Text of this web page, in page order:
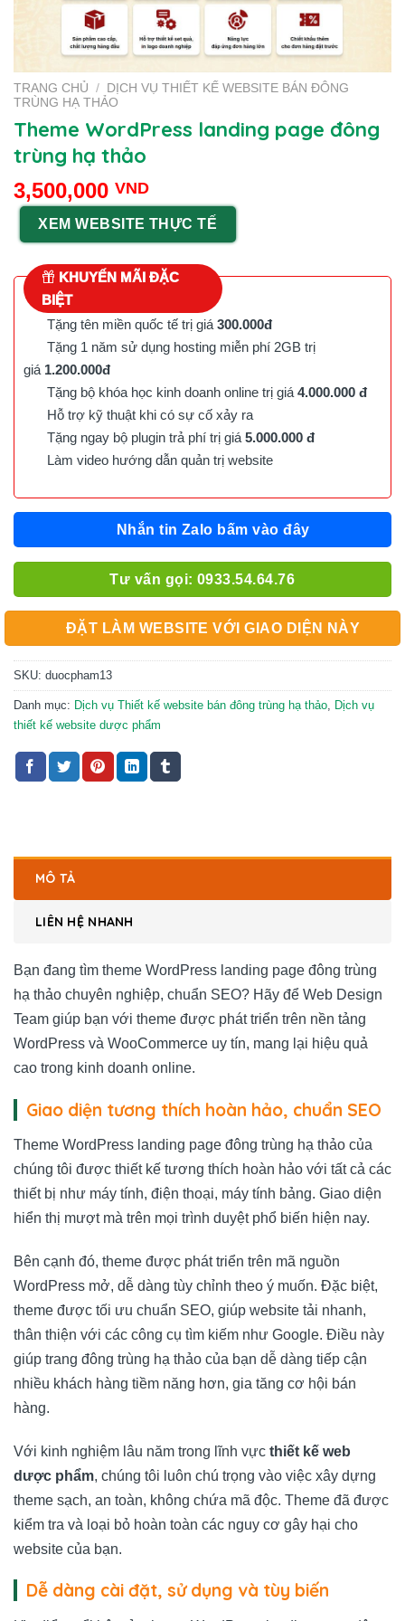
TRANG CHỦ /
DỊCH VỤ THIẾT KẾ WEBSITE BÁN ĐÔNG
TRÙNG HẠ THẢO
Theme WordPress landing page đông
trùng hạ thảo
3,500,000 VND
XEM WEBSITE THỰC TẾ
KHUYẾN MÃI ĐẶC
BIỆT
Tặng tên miền quốc tế trị giá 300.000đ
Tặng 1 năm sử dụng hosting miễn phí 2GB trị
giá 1.200.000đ
Tặng bộ khóa học kinh doanh online trị giá 4.000.000 đ
Hỗ trợ kỹ thuật khi có sự cố xảy ra
Tặng ngay bộ plugin trả phí trị giá 5.000.000 đ
Làm video hướng dẫn quản trị website
Nhắn tin Zalo bấm vào đây
Tư vấn gọi: 0933.54.64.76
ĐẶT LÀM WEBSITE VỚI GIAO DIỆN NÀY
SKU: duocpham13
Danh mục: Dịch vụ Thiết kế website bán đông trùng hạ thảo
Dịch vụ
thiết kế website dược phẩm
MÔ TẢ
LIÊN HỆ NHANH
Bạn đang tìm theme WordPress landing page đông trùng
hạ thảo chuyên nghiệp, chuẩn SEO? Hãy để Web Design
Team giúp bạn với theme được phát triển trên nền tảng
WordPress và WooCommerce uy tín, mang lại hiệu quả
cao trong kinh doanh online.
Giao diện tương thích hoàn hảo, chuẩn SEO
Theme WordPress landing page đông trùng hạ thảo của
chúng tôi được thiết kế tương thích hoàn hảo với tất cả các
thiết bị như máy tính, điện thoại, máy tính bảng. Giao diện
hiển thị mượt mà trên mọi trình duyệt phổ biến hiện nay.
Bên cạnh đó, theme được phát triển trên mã nguồn
WordPress mở, dễ dàng tùy chỉnh theo ý muốn. Đặc biệt,
theme được tối ưu chuẩn SEO, giúp website tải nhanh,
thân thiện với các công cụ tìm kiếm như Google. Điều này
giúp trang đông trùng hạ thảo của bạn dễ dàng tiếp cận
nhiều khách hàng tiềm năng hơn, gia tăng cơ hội bán
hàng.
Với kinh nghiệm lâu năm trong lĩnh vực thiết kế web
dược phẩm, chúng tôi luôn chú trọng vào việc xây dựng
theme sạch, an toàn, không chứa mã độc. Theme đã được
kiểm tra và loại bỏ hoàn toàn các nguy cơ gây hại cho
website của bạn.
Dễ dàng cài đặt, sử dụng và tùy biến